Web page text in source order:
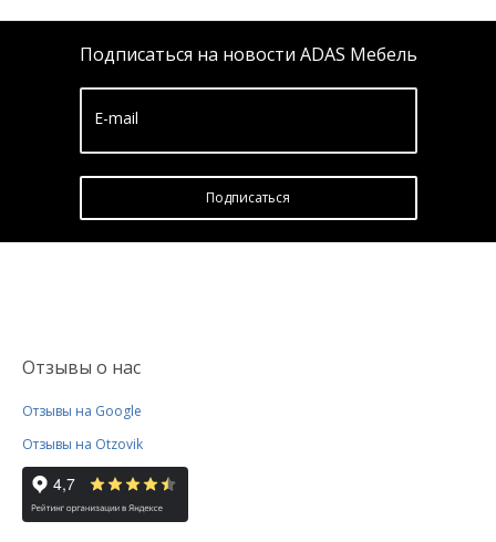
Подписаться на новости ADAS Мебель
E-mail
Подписатьcя
Отзывы о нас
Отзывы на Google
Отзывы на Otzovik